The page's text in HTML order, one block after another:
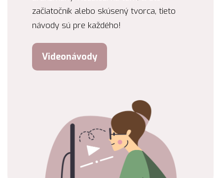
začiatočník alebo skúsený tvorca, tieto
návody sú pre každého!
Videonávody